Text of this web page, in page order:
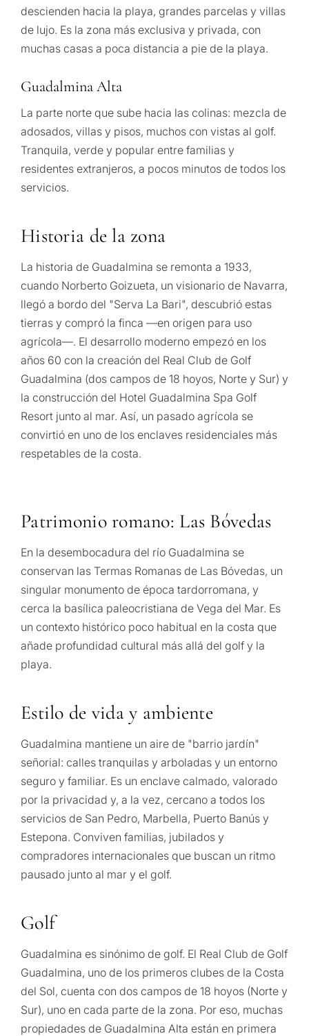
descienden hacia la playa, grandes parcelas y villas
de lujo. Es la zona más exclusiva y privada, con
muchas casas a poca distancia a pie de la playa.
Guadalmina Alta
La parte norte que sube hacia las colinas: mezcla de
adosados, villas y pisos, muchos con vistas al golf.
Tranquila, verde y popular entre familias y
residentes extranjeros, a pocos minutos de todos los
servicios.
Historia de la zona
La historia de Guadalmina se remonta a 1933,
cuando Norberto Goizueta, un visionario de Navarra,
llegó a bordo del "Serva La Bari", descubrió estas
tierras y compró la finca —en origen para uso
agrícola—. El desarrollo moderno empezó en los
años 60 con la creación del Real Club de Golf
Guadalmina (dos campos de 18 hoyos, Norte y Sur) y
la construcción del Hotel Guadalmina Spa Golf
Resort junto al mar. Así, un pasado agrícola se
convirtió en uno de los enclaves residenciales más
respetables de la costa.
Patrimonio romano: Las Bóvedas
En la desembocadura del río Guadalmina se
conservan las Termas Romanas de Las Bóvedas, un
singular monumento de época tardorromana, y
cerca la basílica paleocristiana de Vega del Mar. Es
un contexto histórico poco habitual en la costa que
añade profundidad cultural más allá del golf y la
playa.
Estilo de vida y ambiente
Guadalmina mantiene un aire de "barrio jardín"
señorial: calles tranquilas y arboladas y un entorno
seguro y familiar. Es un enclave calmado, valorado
por la privacidad y, a la vez, cercano a todos los
servicios de San Pedro, Marbella, Puerto Banús y
Estepona. Conviven familias, jubilados y
compradores internacionales que buscan un ritmo
pausado junto al mar y el golf.
Golf
Guadalmina es sinónimo de golf. El Real Club de Golf
Guadalmina, uno de los primeros clubes de la Costa
del Sol, cuenta con dos campos de 18 hoyos (Norte y
Sur), uno en cada parte de la zona. Por eso, muchas
propiedades de Guadalmina Alta están en primera